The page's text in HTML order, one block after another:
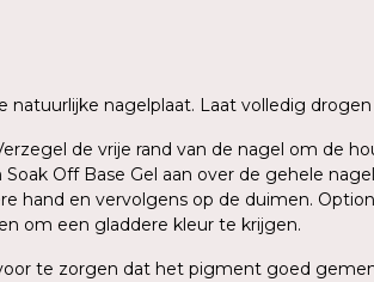
nagelplaat. Laat volledig
de vrije rand van de nagel om de
Off Base Gel aan over de gehele
hand en vervolgens op de duimen.
om een gladdere kleur te krijgen.
te zorgen dat het pigment goed